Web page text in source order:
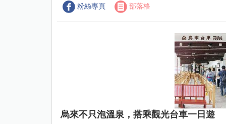
粉絲專頁 部落格
烏來不只泡溫泉，搭乘觀光台車一日遊